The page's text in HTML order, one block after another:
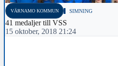
VÄRNAMO KOMMUN SIMNING
41 medaljer till VSS
15 oktober, 2018 21:24